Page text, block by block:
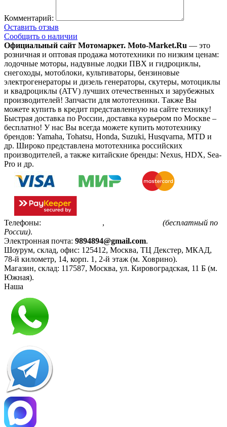
Комментарий:
Оставить отзыв
Сообщить о наличии
Официальный сайт Мотомаркет. Moto-Market.Ru — это
розничная и оптовая продажа мототехники по низким ценам:
лодочные моторы, надувные лодки ПВХ и гидроциклы,
снегоходы, мотоблоки, культиваторы, бензиновые
электрогенераторы и дизель генераторы, скутеры, мотоциклы
и квадроциклы (ATV) лучших отечественных и зарубежных
производителей! Запчасти для мототехники. Также Вы
можете купить в кредит представленную на сайте технику!
Быстрая доставка по России, доставка курьером по Москве –
бесплатно! У нас Вы всегда можете купить мототехнику
брендов: Yamaha, Tohatsu, Honda, Suzuki, Husqvarna, MTD и
др. Широко представлена мототехника российских
производителей, а также китайские бренды: Nexus, HDX, Sea-
Pro и др.
Телефоны: ,
(бесплатный по
России).
Электронная почта: 9894894@gmail.com.
Шоурум, склад, офис: 125412, Москва, ТЦ Декстер, МКАД,
78-й километр, 14, корп. 1, 2-й этаж (м. Ховрино).
Магазин, склад: 117587, Москва, ул. Кировоградская, 11 Б (м.
Южная).
Наша